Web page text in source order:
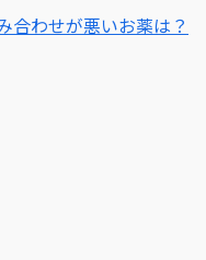
合わせが悪いお薬は？